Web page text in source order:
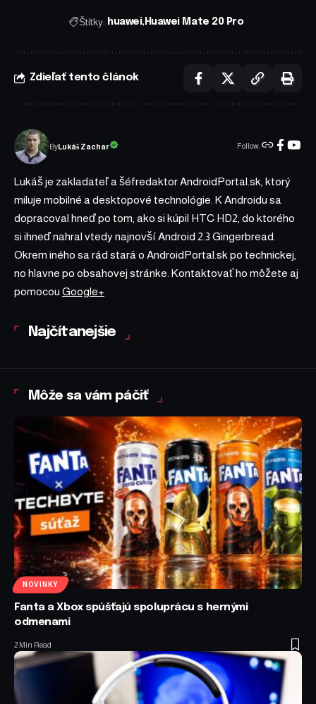
Štítky: huawei Huawei Mate 20 Pro
Zdieľať tento článok
ByLukáš Zachar Follow:
Lukáš je zakladateľ a šéfredaktor AndroidPortal.sk, ktorý
miluje mobilné a desktopové technológie. K Androidu sa
dopracoval hneď po tom, ako si kúpil HTC HD2, do ktorého
si ihneď nahral vtedy najnovší Android 2.3 Gingerbread.
Okrem iného sa rád stará o AndroidPortal.sk po technickej,
no hlavne po obsahovej stránke. Kontaktovať ho môžete aj
pomocou Google+
Najčítanejšie
Môže sa vám páčiť
NOVINKY
Fanta a Xbox spúšťajú spoluprácu s hernými
odmenami
2 Min Read